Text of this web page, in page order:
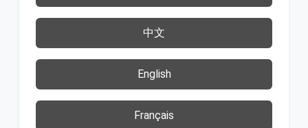
中文
English
Français